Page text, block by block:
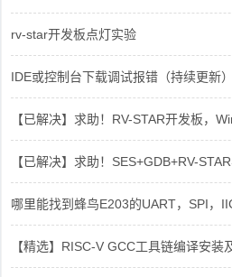
rv-star开发板点灯实验
IDE或控制台下载调试报错（持续更新）
【已解决】求助！RV-STAR开发板，
【已解决】求助！SES+GDB+RV-
哪里能找到蜂鸟E203的UART，SPI，
【精选】RISC-V GCC工具链编译安装